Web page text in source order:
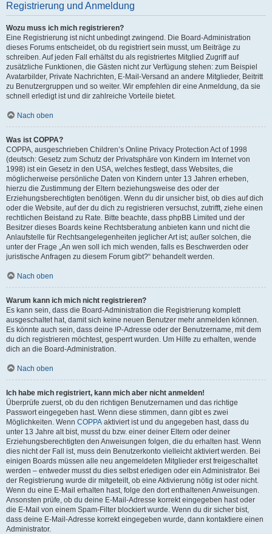
Registrierung und Anmeldung
Wozu muss ich mich registrieren?
Eine Registrierung ist nicht unbedingt zwingend. Die Board-Administration
dieses Forums entscheidet, ob du registriert sein musst, um Beiträge zu
schreiben. Auf jeden Fall erhältst du als registriertes Mitglied Zugriff auf
zusätzliche Funktionen, die Gästen nicht zur Verfügung stehen: zum Beispiel
Avatarbilder, Private Nachrichten, E-Mail-Versand an andere Mitglieder, Beitritt
zu Benutzergruppen und so weiter. Wir empfehlen dir eine Anmeldung, da sie
schnell erledigt ist und dir zahlreiche Vorteile bietet.
Nach oben
Was ist COPPA?
COPPA, ausgeschrieben Children’s Online Privacy Protection Act of 1998
(deutsch: Gesetz zum Schutz der Privatsphäre von Kindern im Internet von
1998) ist ein Gesetz in den USA, welches festlegt, dass Websites, die
möglicherweise persönliche Daten von Kindern unter 13 Jahren erheben,
hierzu die Zustimmung der Eltern beziehungsweise des oder der
Erziehungsberechtigten benötigen. Wenn du dir unsicher bist, ob dies auf dich
oder die Website, auf der du dich zu registrieren versuchst, zutrifft, ziehe einen
rechtlichen Beistand zu Rate. Bitte beachte, dass phpBB Limited und der
Besitzer dieses Boards keine Rechtsberatung anbieten kann und nicht die
Anlaufstelle für Rechtsangelegenheiten jeglicher Art ist; außer solchen, die
unter der Frage „An wen soll ich mich wenden, falls es Beschwerden oder
juristische Anfragen zu diesem Forum gibt?“ behandelt werden.
Nach oben
Warum kann ich mich nicht registrieren?
Es kann sein, dass die Board-Administration die Registrierung komplett
ausgeschaltet hat, damit sich keine neuen Benutzer mehr anmelden können.
Es könnte auch sein, dass deine IP-Adresse oder der Benutzername, mit dem
du dich registrieren möchtest, gesperrt wurden. Um Hilfe zu erhalten, wende
dich an die Board-Administration.
Nach oben
Ich habe mich registriert, kann mich aber nicht anmelden!
Überprüfe zuerst, ob du den richtigen Benutzernamen und das richtige
Passwort eingegeben hast. Wenn diese stimmen, dann gibt es zwei
Möglichkeiten. Wenn COPPA aktiviert ist und du angegeben hast, dass du
unter 13 Jahre alt bist, musst du bzw. einer deiner Eltern oder deiner
Erziehungsberechtigten den Anweisungen folgen, die du erhalten hast. Wenn
dies nicht der Fall ist, muss dein Benutzerkonto vielleicht aktiviert werden. Bei
einigen Boards müssen alle neu angemeldeten Mitglieder erst freigeschaltet
werden – entweder musst du dies selbst erledigen oder ein Administrator. Bei
der Registrierung wurde dir mitgeteilt, ob eine Aktivierung nötig ist oder nicht.
Wenn du eine E-Mail erhalten hast, folge den dort enthaltenen Anweisungen.
Ansonsten prüfe, ob du deine E-Mail-Adresse korrekt eingegeben hast oder
die E-Mail von einem Spam-Filter blockiert wurde. Wenn du dir sicher bist,
dass deine E-Mail-Adresse korrekt eingegeben wurde, dann kontaktiere einen
Administrator.